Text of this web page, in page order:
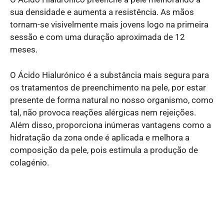
sua densidade e aumenta a resistência. As mãos
tornam-se visivelmente mais jovens logo na primeira
sessão e com uma duração aproximada de 12
meses.
O Ácido Hialurónico é a substância mais segura para
os tratamentos de preenchimento na pele, por estar
presente de forma natural no nosso organismo, como
tal, não provoca reações alérgicas nem rejeições.
Além disso, proporciona inúmeras vantagens como a
hidratação da zona onde é aplicada e melhora a
composição da pele, pois estimula a produção de
colagénio.